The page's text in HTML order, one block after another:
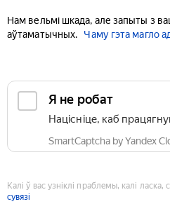
Нам вельмі шкада, але запыты з
аўтаматычных.
Чаму гэта магло
Я не робат
Націсніце, каб
SmartCaptcha by Yandex
Калі ў вас узніклі праблемы, калі ласка,
сувязі